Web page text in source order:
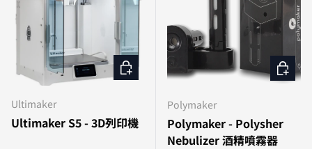
Ultimaker
Ultimaker S5 - 3D列印機
加入購物車
Polymaker
Polymaker - Polysher
Nebulizer 酒精噴霧器
加入購